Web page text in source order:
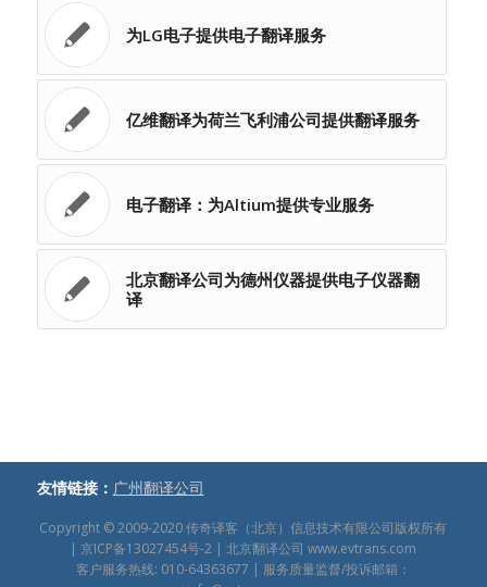
为LG电子提供电子翻译服务
亿维翻译为荷兰飞利浦公司提供翻译服务
电子翻译：为Altium提供专业服务
北京翻译公司为德州仪器提供电子仪器翻
译
友情链接： 广州翻译公司
Copyright © 2009-2020传奇译客（北京）信息技术有限公司版权所有
|京ICP备13027454号-2 | 北京翻译公司www.evtrans.com
客户服务热线: 010-64363677 | 服务质量监督/投诉邮箱：